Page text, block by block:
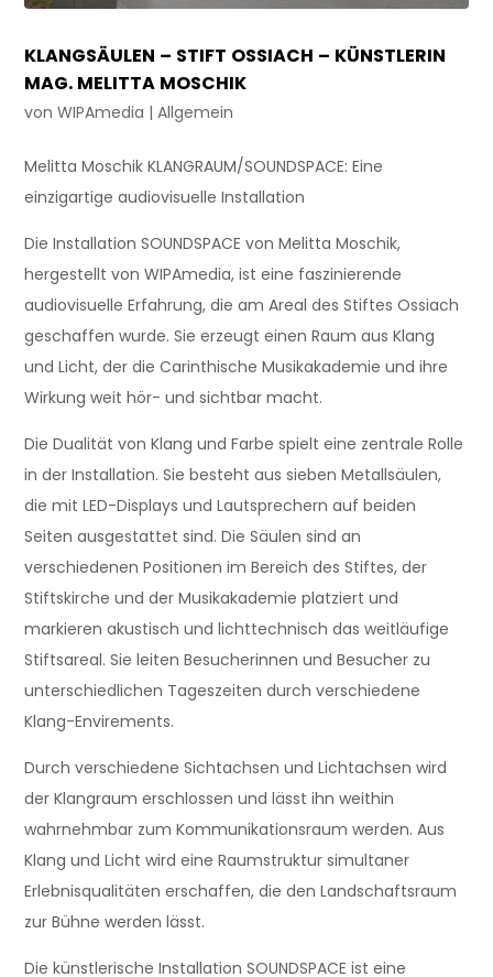
KLANGSÄULEN – STIFT OSSIACH – KÜNSTLERIN
MAG. MELITTA MOSCHIK
vonWIPAmedia |Allgemein
Melitta Moschik KLANGRAUM/SOUNDSPACE: Eine
einzigartige audiovisuelle Installation
Die Installation SOUNDSPACE von Melitta Moschik,
hergestellt von WIPAmedia, ist eine faszinierende
audiovisuelle Erfahrung, die am Areal des Stiftes Ossiach
geschaffen wurde. Sie erzeugt einen Raum aus Klang
und Licht, der die Carinthische Musikakademie und ihre
Wirkung weit hör- und sichtbar macht.
Die Dualität von Klang und Farbe spielt eine zentrale Rolle
in der Installation. Sie besteht aus sieben Metallsäulen,
die mit LED-Displays und Lautsprechern auf beiden
Seiten ausgestattet sind. Die Säulen sind an
verschiedenen Positionen im Bereich des Stiftes, der
Stiftskirche und der Musikakademie platziert und
markieren akustisch und lichttechnisch das weitläufige
Stiftsareal. Sie leiten Besucherinnen und Besucher zu
unterschiedlichen Tageszeiten durch verschiedene
Klang-Envirements.
Durch verschiedene Sichtachsen und Lichtachsen wird
der Klangraum erschlossen und lässt ihn weithin
wahrnehmbar zum Kommunikationsraum werden. Aus
Klang und Licht wird eine Raumstruktur simultaner
Erlebnisqualitäten erschaffen, die den Landschaftsraum
zur Bühne werden lässt.
Die künstlerische Installation SOUNDSPACE ist eine